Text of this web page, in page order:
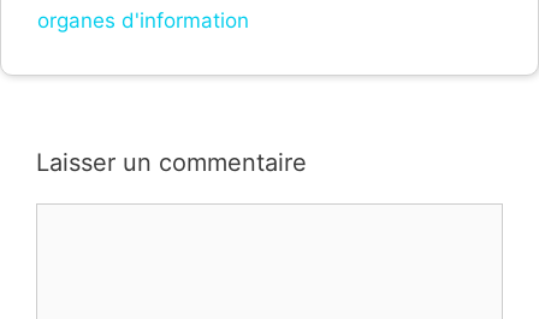
organes d'information
Laisser un commentaire